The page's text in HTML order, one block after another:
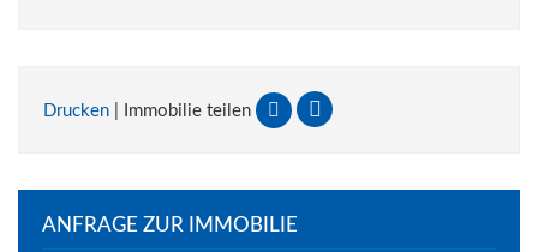
Drucken | Immobilie teilen
ANFRAGE ZUR IMMOBILIE